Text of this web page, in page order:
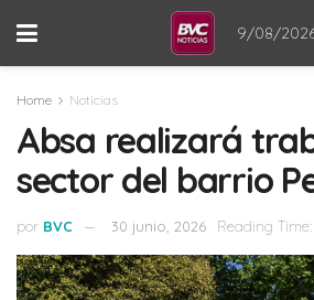
9/08/
Home Noticias
Absa realizará
sector del barrio
por BVC 30 junio, 2026 Reading